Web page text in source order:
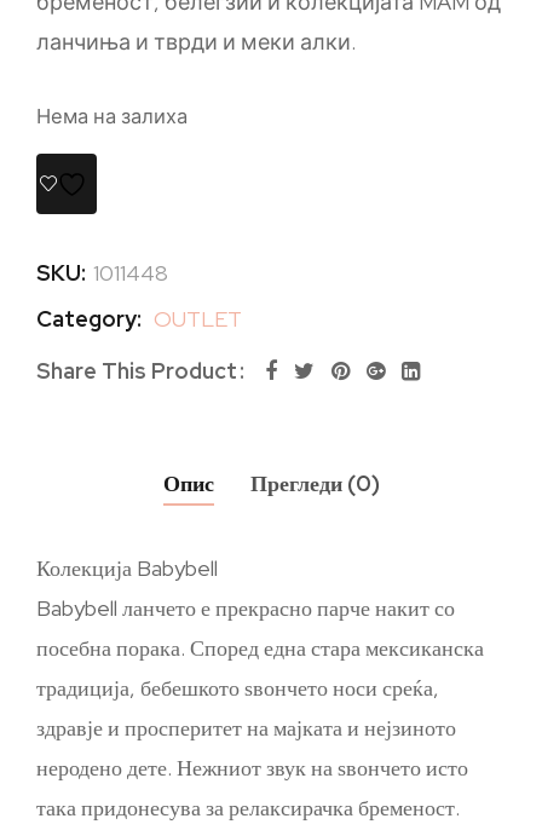
ланчиња и тврди и меки алки.
Нема на залиха
SKU: 1011448
Category: OUTLET
Share This Product
Опис Прегледи (0)
Колекција Babybell
Babybell ланчето е прекрасно парче накит со
посебна порака. Според една стара мексиканска
традиција, бебешкото ѕвончето носи среќа,
здравје и просперитет на мајката и нејзиното
неродено дете. Нежниот звук на ѕвончето исто
така придонесува за релаксирачка бременост.